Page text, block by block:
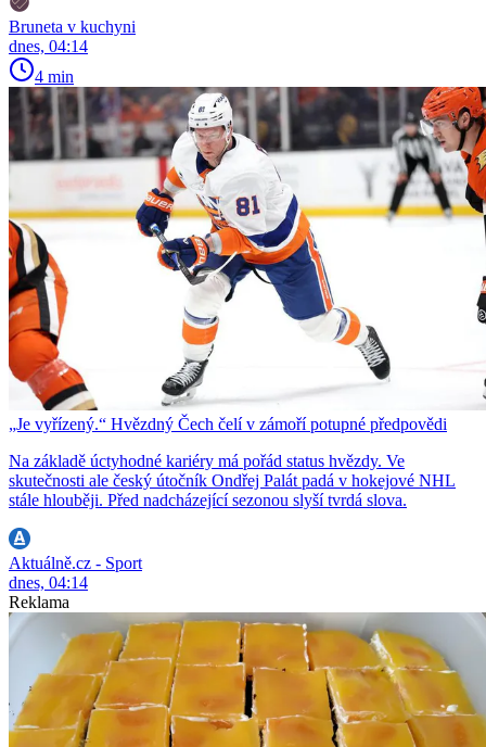
Bruneta v kuchyni
dnes, 04:14
4 min
„Je vyřízený.“ Hvězdný Čech čelí v zámoří potupné předpovědi
Na základě úctyhodné kariéry má pořád status hvězdy. Ve
skutečnosti ale český útočník Ondřej Palát padá v hokejové NHL
stále hlouběji. Před nadcházející sezonou slyší tvrdá slova.
Aktuálně.cz - Sport
dnes, 04:14
Reklama